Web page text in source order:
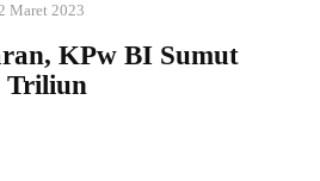
Maret 2023
KPw BI Sumut
Triliun